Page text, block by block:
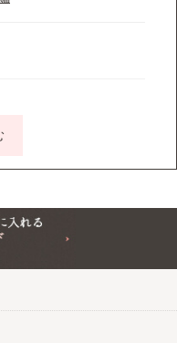
整形なび＠大阪